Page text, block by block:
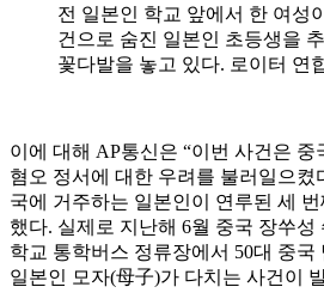
전 일본인 학교 앞에서 한 여성
건으로 숨진 일본인 초등생을
꽃다발을 놓고 있다. 로이터 연
이에 대해 AP통신은 “이번 사건은 중
혐오 정서에 대한 우려를 불러일으켰
국에 거주하는 일본인이 연루된 세
했다. 실제로 지난해 6월 중국 장쑤성
학교 통학버스 정류장에서 50대 중국
일본인 모자(母子)가 다치는 사건이